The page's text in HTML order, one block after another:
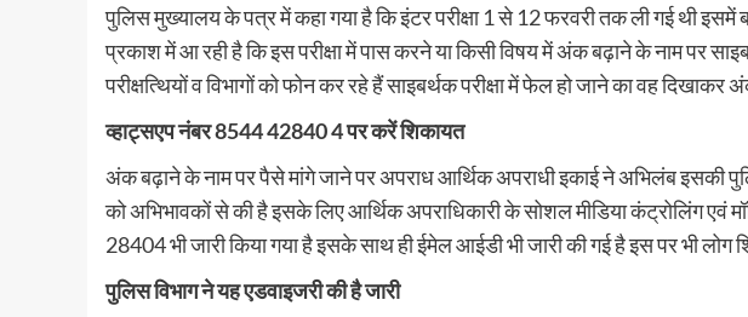
पुलिस मुख्यालय के पत्र में कहा गया है कि इंटर परीक्षा 1 से 12 फरवरी तक ली गई थी इसमें
प्रकाश में आ रही है कि इस परीक्षा में पास करने या किसी विषय में अंक बढ़ाने के नाम पर
परीक्षत्थियों व विभागों को फोन कर रहे हैं साइबर्थक परीक्षा में फेल हो जाने का वह
व्हाट्सएप नंबर 8544 42840 4 पर करें शिकायत
अंक बढ़ाने के नाम पर पैसे मांगे जाने पर अपराध आर्थिक अपराधी इकाई ने अभिलंब इसकी
को अभिभावकों से की है इसके लिए आर्थिक अपराधिकारी के सोशल मीडिया कंट्रोलिंग एवं
28404 भी जारी किया गया है इसके साथ ही ईमेल आईडी भी जारी की गई है इस पर भी
पुलिस विभाग ने यह एडवाइजरी की है जारी